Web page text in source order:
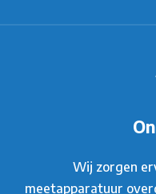
Wij zorgen
meetapparatuur